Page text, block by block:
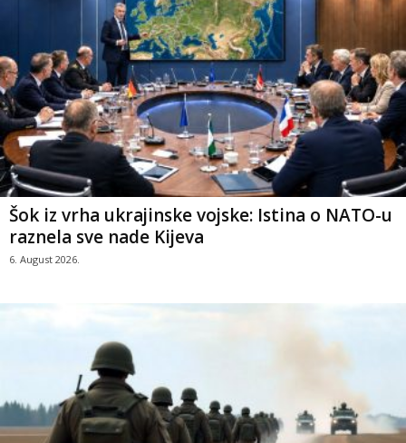
Šok iz vrha ukrajinske vojske: Istina o NATO-u
raznela sve nade Kijeva
6. August 2026.